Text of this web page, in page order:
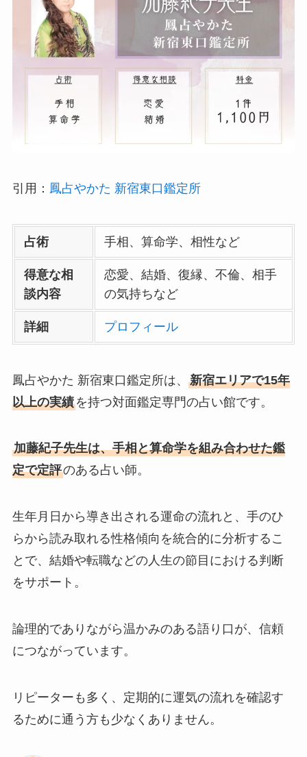
引用： 鳳占やかた 新宿東口鑑定所
占術 手相、算命学、相性など
得意な相
談内容
恋愛、結婚、復縁、不倫、相手
の気持ちなど
詳細 プロフィール
鳳占やかた 新宿東口鑑定所は、 新宿エリアで15年
以上の実績を持つ対面鑑定専門の占い館です。
加藤紀子先生は、手相と算命学を組み合わせた鑑
定で定評のある占い師。
生年月日から導き出される運命の流れと、手のひ
らから読み取れる性格傾向を統合的に分析するこ
とで、結婚や転職などの人生の節目における判断
をサポート。
論理的でありながら温かみのある語り口が、信頼
につながっています。
リピーターも多く、定期的に運気の流れを確認す
るために通う方も少なくありません。